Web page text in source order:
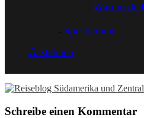
Warum
Spiritualität
Gästebuch
Schreibe einen Kommentar